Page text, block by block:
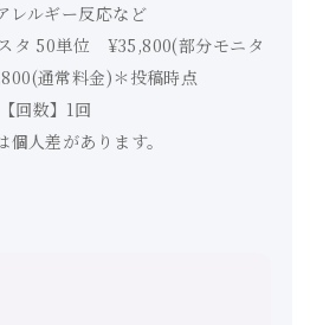
レルギー反応など
スタ 50単位 ¥35,800(部分モニタ
通常料金)＊投稿時点
【回数】1回
人差があります。